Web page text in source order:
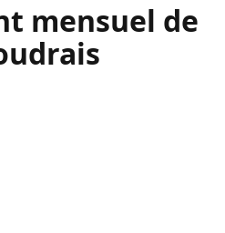
mensuel de